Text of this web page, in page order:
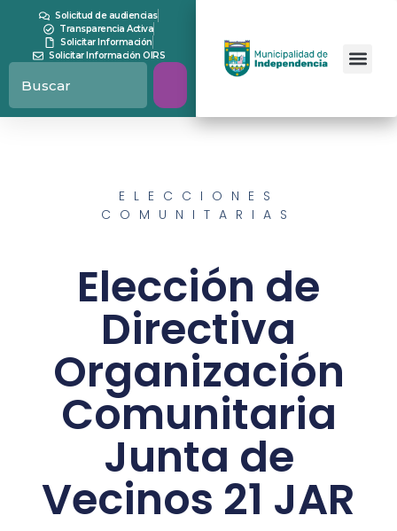
Solicitud de audiencias
Transparencia Activa
Solicitar Información
Solicitar Información OIRS
ELECCIONES
COMUNITARIAS
Elección de
Directiva
Organización
Comunitaria
Junta de
Vecinos 21 JAR